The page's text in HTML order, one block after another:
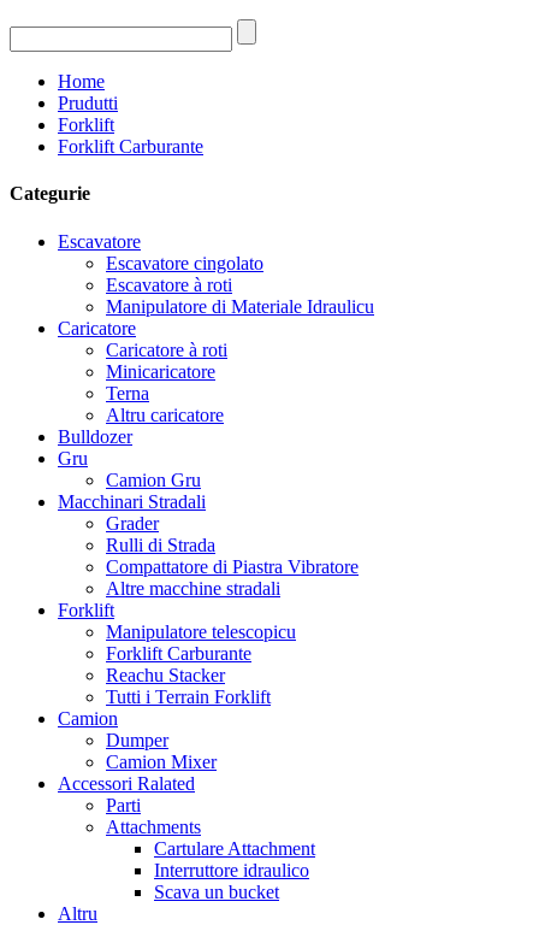
Home
Prudutti
Forklift
Forklift Carburante
Categurie
Escavatore
Escavatore cingolato
Escavatore à roti
Manipulatore di Materiale Idraulicu
Caricatore
Caricatore à roti
Minicaricatore
Terna
Altru caricatore
Bulldozer
Gru
Camion Gru
Macchinari Stradali
Grader
Rulli di Strada
Compattatore di Piastra Vibratore
Altre macchine stradali
Forklift
Manipulatore telescopicu
Forklift Carburante
Reachu Stacker
Tutti i Terrain Forklift
Camion
Dumper
Camion Mixer
Accessori Ralated
Parti
Attachments
Cartulare Attachment
Interruttore idraulico
Scava un bucket
Altru